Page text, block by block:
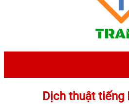
Dịch thuật tiếng